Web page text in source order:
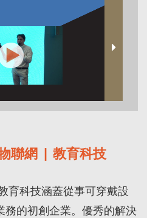
聯網 | 教育科技
育科技涵蓋從事可穿戴設
的初創企業。優秀的解決